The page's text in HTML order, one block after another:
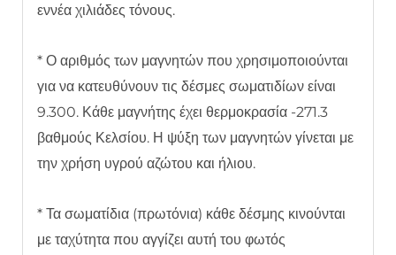
εννέα χιλιάδες τόνους.
* Ο αριθμός των μαγνητών που χρησιμοποιούνται
για να κατευθύνουν τις δέσμες σωματιδίων είναι
9.300. Κάθε μαγνήτης έχει θερμοκρασία -271.3
βαθμούς Κελσίου. Η ψύξη των μαγνητών γίνεται με
την χρήση υγρού αζώτου και ήλιου.
* Τα σωματίδια (πρωτόνια) κάθε δέσμης κινούνται
με ταχύτητα που αγγίζει αυτή του φωτός